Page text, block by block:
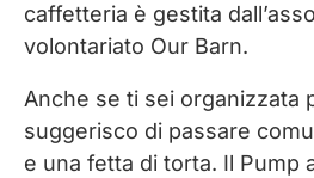
caffetteria è gestita
volontariato Our Barn.
Anche se ti sei organizzata
suggerisco di passare
e una fetta di torta. Il Pump